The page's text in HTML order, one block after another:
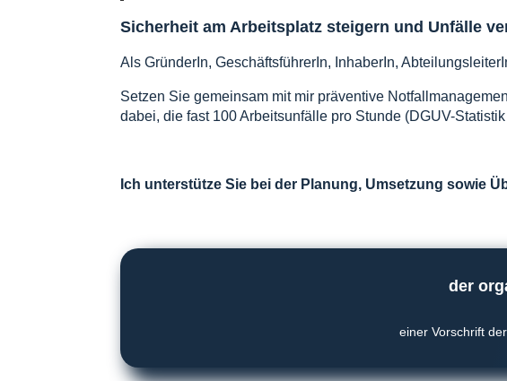
Sicherheit am Arbeitsplatz steigern und Unfälle
Als GründerIn, GeschäftsführerIn, InhaberIn,
Setzen Sie gemeinsam mit mir präventive
dabei, die fast 100 Arbeitsunfälle pro Stunde (DGUV-
Ich unterstütze Sie bei der Planung, Umsetzung sowie
der
einer Vorschrift